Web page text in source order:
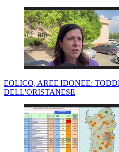
EOLICO, AREE IDONEE:
DELL'ORISTANESE